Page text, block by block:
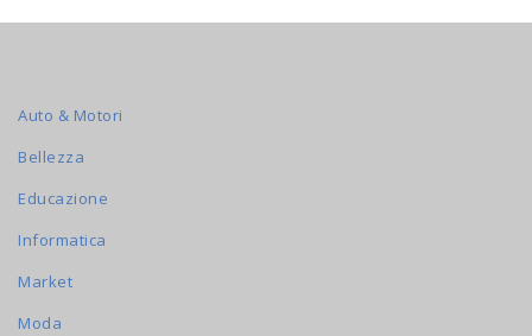
Auto & Motori
Bellezza
Educazione
Informatica
Market
Moda